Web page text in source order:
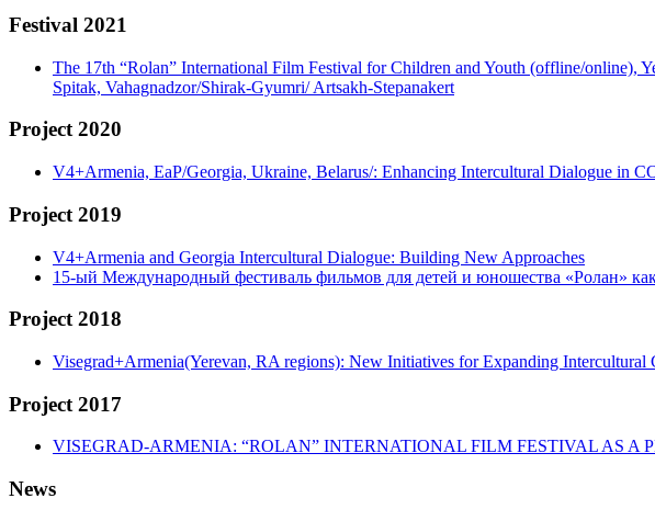
Festival 2021
The 17th “Rolan” International Film Festival for Children and Youth (offline/online),
Spitak, Vahagnadzor/Shirak-Gyumri/ Artsakh-Stepanakert
Project 2020
V4+Armenia, EaP/Georgia, Ukraine, Belarus/: Enhancing Intercultural Dialogue in
Project 2019
V4+Armenia and Georgia Intercultural Dialogue: Building New Approaches
15-ый Международный фестиваль фильмов для детей и юношества «Ролан»
Project 2018
Visegrad+Armenia(Yerevan, RA regions): New Initiatives for Expanding Intercultural
Project 2017
VISEGRAD-ARMENIA: “ROLAN” INTERNATIONAL FILM FESTIVAL AS A
News